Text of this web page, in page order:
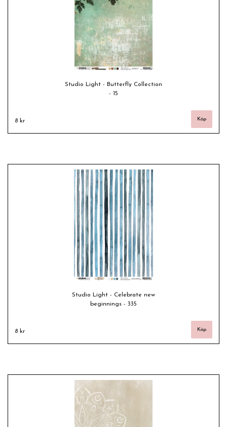
Studio Light - Butterfly Collection
- 15
8 kr
Studio Light - Celebrate new
beginnings - 335
8 kr